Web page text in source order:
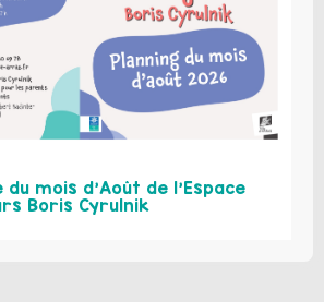
mois d’Août de l’Espace
Boris Cyrulnik